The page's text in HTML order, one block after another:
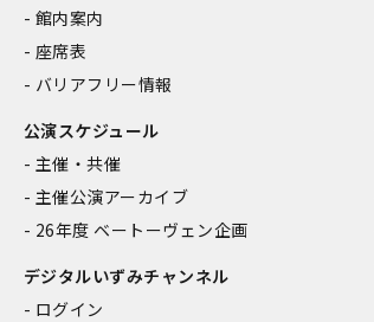
館内案内
座席表
バリアフリー情報
公演スケジュール
主催・共催
主催公演アーカイブ
26年度 ベートーヴェン企画
デジタルいずみチャンネル
ログイン